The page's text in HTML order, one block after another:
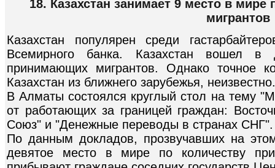
18. Казахстан занимает 9 место в
мигрантов
Казахстан популярен среди
Всемирного банка. Казахстан вошел в
принимающих мигрантов. Однако точное
Казахстан из ближнего зарубежья, неизвестно.
В Алматы состоялся круглый стол на тему
от работающих за границей граждан:
Союз" и "Денежные переводы в странах СНГ".
По данным докладов, прозвучавших на
девятое место в мире по количеству